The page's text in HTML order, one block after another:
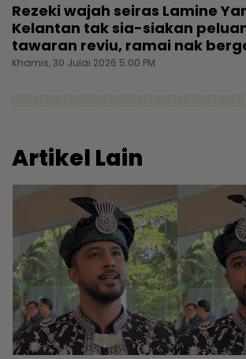
Rezeki wajah seiras Lamine
Kelantan tak sia-siakan
tawaran reviu, ramai nak
Khamis, 30 Julai 2026 5:00 PM
Artikel Lain